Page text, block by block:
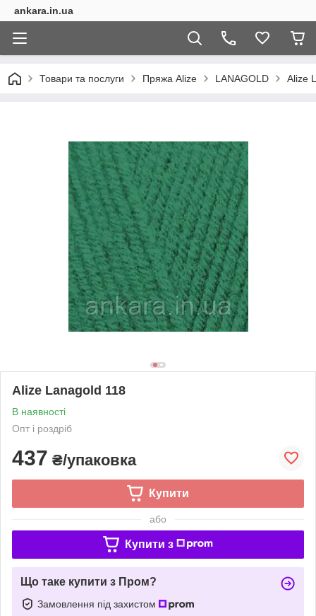
ankara.in.ua
Товари та послуги Пряжа Alize LANAGOLD Alize
Alize Lanagold 118
В наявності
Опт і роздріб
437 ₴/упаковка
Купити
або
Купити з
Що таке купити з Пром?
Замовлення під захистом